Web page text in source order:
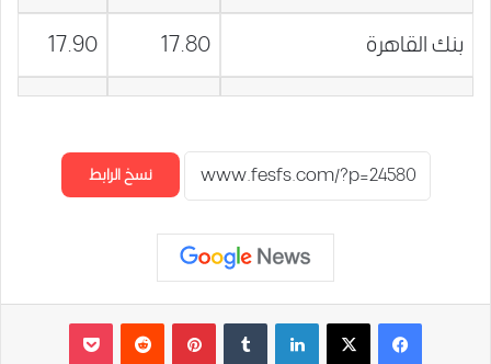
بنك القاهرة
17.80
17.90
نسخ الرابط
لينكدإن بينتيريست